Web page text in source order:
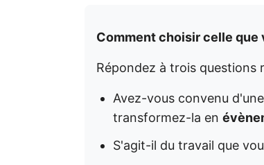
Comment choisir celle que
Répondez à trois questions
Avez-vous convenu
transformez-la en
S'agit-il du travail que